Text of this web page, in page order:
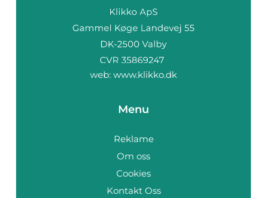
web: www.klikko.dk
Menu
Reklame
Om oss
Cookies
Kontakt Oss